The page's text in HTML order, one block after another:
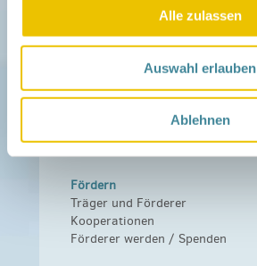
Alle zulassen
Auswahl erlauben
Ablehnen
Netzwerk-Nachrichten
Aktuelle Termine
Über das Netzwerk
Das Familienhandbuch
Leitbild
Fördern
Träger und Förderer
Kooperationen
Förderer werden / Spenden